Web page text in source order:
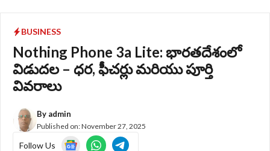
BUSINESS
Nothing Phone 3a Lite: భారతదేశంలో
విడుదల – ధర, ఫీచర్లు మరియు పూర్తి
వివరాలు
By admin
Published on:November 27, 2025
Follow Us